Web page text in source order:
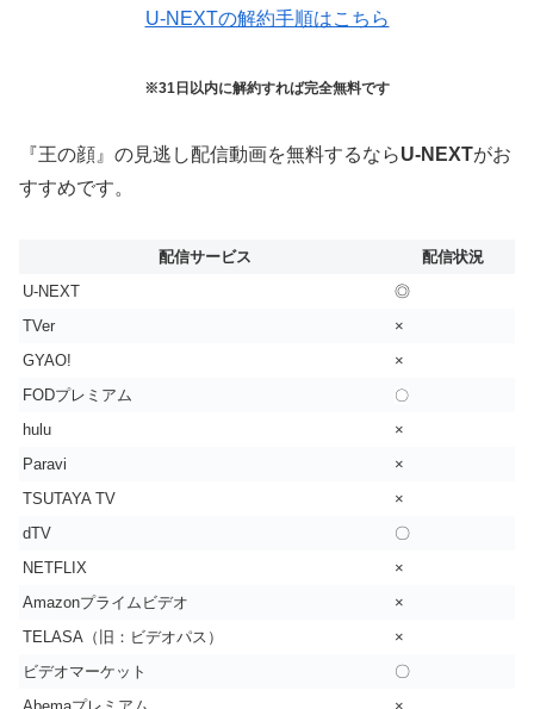
U-NEXTの解約手順はこちら
※31日以内に解約すれば完全無料です
『王の顔』の見逃し配信動画を無料するならU-NEXTがお
すすめです。
配信サービス
配信状況
U-NEXT
◎
TVer
×
GYAO!
×
FODプレミアム
〇
hulu
×
Paravi
×
TSUTAYA TV
×
dTV
〇
NETFLIX
×
Amazonプライムビデオ
×
TELASA（旧：ビデオパス）
×
ビデオマーケット
〇